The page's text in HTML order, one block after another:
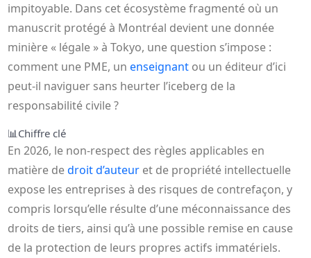
impitoyable. Dans cet écosystème fragmenté où un
manuscrit protégé à Montréal devient une donnée
minière « légale » à Tokyo, une question s’impose :
comment une PME, unenseignant ou un éditeur d’ici
peut-il naviguer sans heurter l’iceberg de la
responsabilité civile ?
📊Chiffre clé
En 2026, le non‑respect des règles applicables en
matière dedroit d’auteur et de propriété intellectuelle
expose les entreprises à des risques de contrefaçon, y
compris lorsqu’elle résulte d’une méconnaissance des
droits de tiers, ainsi qu’à une possible remise en cause
de la protection de leurs propres actifs immatériels.